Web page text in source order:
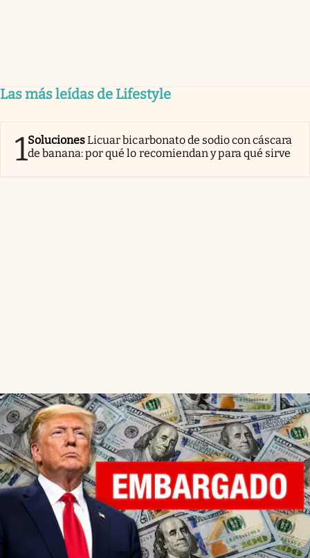
Las más leídas de Lifestyle
1SolucionesLicuar bicarbonato de sodio con cáscara
de banana: por qué lo recomiendan y para qué sirve